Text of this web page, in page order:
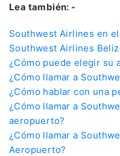
Lea también: -
Southwest Airlines en
Southwest Airlines
¿Cómo puede elegir su
¿Cómo llamar a
¿Cómo hablar con una
¿Cómo llamar a
aeropuerto?
¿Cómo llamar a
Aeropuerto?